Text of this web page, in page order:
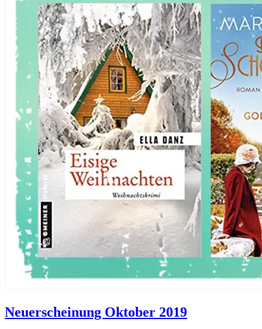
·
News
Neuerscheinung Oktober 2019